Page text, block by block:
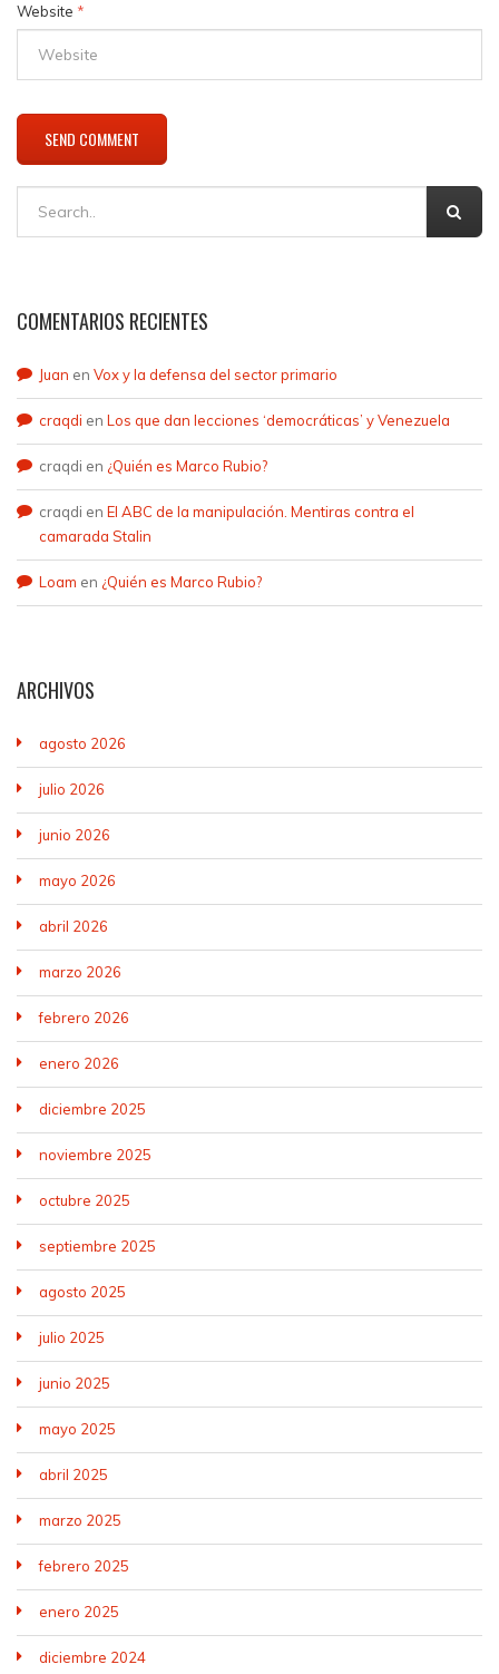
Website *
COMENTARIOS RECIENTES
Juan en Vox y la defensa del sector primario
craqdi en Los que dan lecciones ‘democráticas’ y Venezuela
craqdi en ¿Quién es Marco Rubio?
craqdi en El ABC de la manipulación. Mentiras contra el
camarada Stalin
Loam en ¿Quién es Marco Rubio?
ARCHIVOS
agosto 2026
julio 2026
junio 2026
mayo 2026
abril 2026
marzo 2026
febrero 2026
enero 2026
diciembre 2025
noviembre 2025
octubre 2025
septiembre 2025
agosto 2025
julio 2025
junio 2025
mayo 2025
abril 2025
marzo 2025
febrero 2025
enero 2025
diciembre 2024